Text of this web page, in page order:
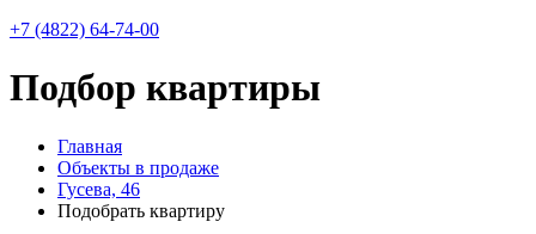
+7 (4822) 64-74-00
Подбор квартиры
Главная
Объекты в продаже
Гусева, 46
Подобрать квартиру